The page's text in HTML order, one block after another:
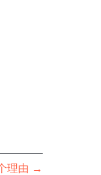
理由 →